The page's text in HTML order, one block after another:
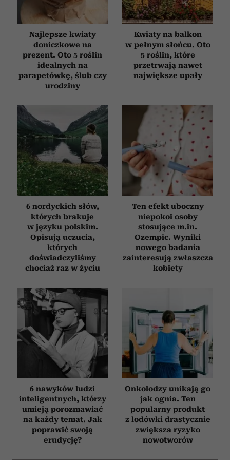
otrzymanymi od Ciebie lub uzyskanymi podczas
korzystania z ich usług.
Najlepsze kwiaty
doniczkowe na
prezent. Oto 5 roślin
idealnych na
parapetówkę, ślub czy
urodziny
Kwiaty na balkon
w pełnym słońcu. Oto
5 roślin, które
przetrwają nawet
największe upały
6 nordyckich słów,
których brakuje
w języku polskim.
Opisują uczucia,
których
doświadczyliśmy
chociaż raz w życiu
Ten efekt uboczny
niepokoi osoby
stosujące m.in.
Ozempic. Wyniki
nowego badania
zainteresują zwłaszcza
kobiety
6 nawyków ludzi
inteligentnych, którzy
umieją porozmawiać
na każdy temat. Jak
poprawić swoją
erudycję?
Onkolodzy unikają go
jak ognia. Ten
popularny produkt
z lodówki drastycznie
zwiększa ryzyko
nowotworów